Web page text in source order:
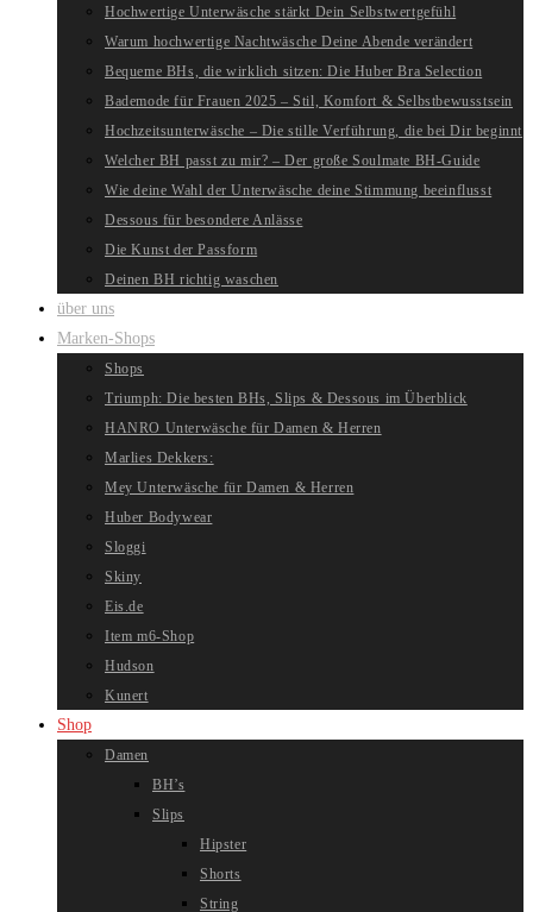
Hochwertige Unterwäsche stärkt Dein Selbstwertgefühl
Warum hochwertige Nachtwäsche Deine Abende verändert
Bequeme BHs, die wirklich sitzen: Die Huber Bra Selection
Bademode für Frauen 2025 – Stil, Komfort & Selbstbewusstsein
Hochzeitsunterwäsche – Die stille Verführung, die bei Dir beginnt
Welcher BH passt zu mir? – Der große Soulmate BH-Guide
Wie deine Wahl der Unterwäsche deine Stimmung beeinflusst
Dessous für besondere Anlässe
Die Kunst der Passform
Deinen BH richtig waschen
über uns
Marken-Shops
Shops
Triumph: Die besten BHs, Slips & Dessous im Überblick
HANRO Unterwäsche für Damen & Herren
Marlies Dekkers:
Mey Unterwäsche für Damen & Herren
Huber Bodywear
Sloggi
Skiny
Eis.de
Item m6-Shop
Hudson
Kunert
Shop
Damen
BH’s
Slips
Hipster
Shorts
String